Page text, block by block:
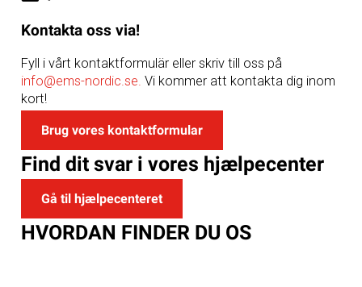
Kontakta oss via!
Fyll i vårt kontaktformulär eller skriv till oss på
info@ems-nordic.se. Vi kommer att kontakta dig inom
kort!
Brug vores kontaktformular
Find dit svar i vores hjælpecenter
Gå til hjælpecenteret
HVORDAN FINDER DU OS